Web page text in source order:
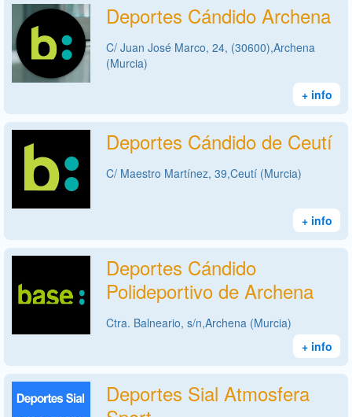
Deportes Cándido Archena
C/ Juan José Marco, 24, (30600),Archena
(Murcia)
+ info
Deportes Cándido de Ceutí
C/ Maestro Martínez, 39,Ceutí (Murcia)
+ info
Deportes Cándido
Polideportivo de Archena
Ctra. Balneario, s/n,Archena (Murcia)
+ info
Deportes Sial Atmosfera